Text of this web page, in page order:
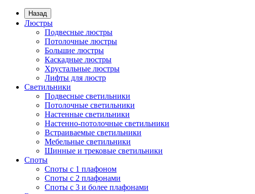
Назад
Люстры
Подвесные люстры
Потолочные люстры
Большие люстры
Каскадные люстры
Хрустальные люстры
Лифты для люстр
Светильники
Подвесные светильники
Потолочные светильники
Настенные светильники
Настенно-потолочные светильники
Встраиваемые светильники
Мебельные светильники
Шинные и трековые светильники
Споты
Споты с 1 плафоном
Споты с 2 плафонами
Споты с 3 и более плафонами